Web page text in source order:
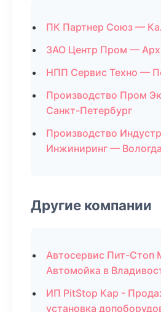
ПК Партнер Союз —
ЗАО Центр Пром —
НПП Сервис Техно —
Производство Пром
Санкт-Петербург
Производство
Инжиниринг — Вологда
Другие компании
Автосервис Пит-Стоп
Автомойка в
ИП PitStop Кар -
установка